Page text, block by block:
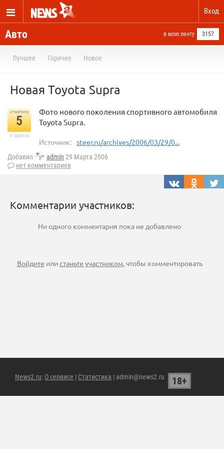
Вход
Авто в мою ленту 3157
Лучшее Горячее Новое
Новая Toyota Supra
отметили
5
в архиве
Фото нового поколения спортивного автомобиля
Toyota Supra.
Источник: steer.ru/archives/2006/03/29/0...
Добавил admin 29 Марта 2006
нет комментариев
Комментарии участников:
Ни одного комментария пока не добавлено
Войдите илистаньте участником, чтобы комментировать
News2.ru: О сервисе | Статистика | admin@news2.ru 18+